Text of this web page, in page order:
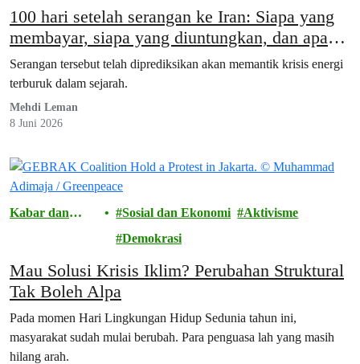
100 hari setelah serangan ke Iran: Siapa yang
membayar, siapa yang diuntungkan, dan apa
yang perlu dilakukan
Serangan tersebut telah diprediksikan akan memantik krisis energi
terburuk dalam sejarah.
Mehdi Leman
8 Juni 2026
Kabar dan
Sosial dan Ekonomi
Aktivisme
Demokrasi
Mau Solusi Krisis Iklim? Perubahan Struktural
Tak Boleh Alpa
Pada momen Hari Lingkungan Hidup Sedunia tahun ini,
masyarakat sudah mulai berubah. Para penguasa lah yang masih
hilang arah.